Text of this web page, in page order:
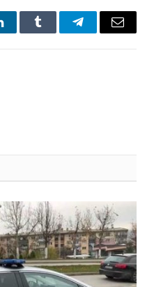
Tumblr TelegramEmail